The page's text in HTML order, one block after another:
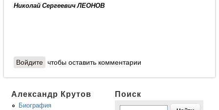
Николай Сергеевич ЛЕОНОВ
Войдите чтобы оставить комментарии
Александр Крутов
Биография
Поиск